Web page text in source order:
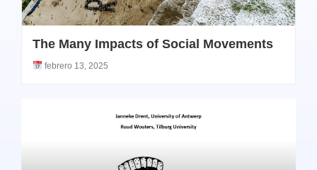
The Many Impacts of Social Movements
febrero 13, 2025